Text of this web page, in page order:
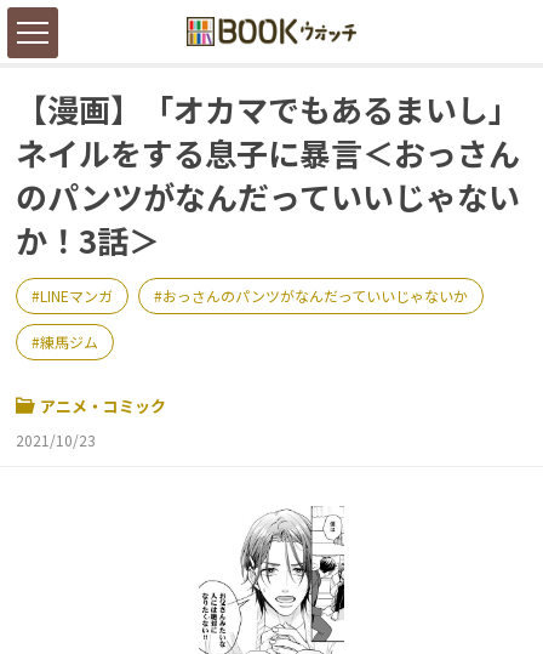
【漫画】「オカマでもあるまいし」
ネイルをする息子に暴言＜おっさん
のパンツがなんだっていいじゃない
か！3話＞
LINEマンガ おっさんのパンツがなんだっていいじゃないか
練馬ジム
アニメ・コミック
2021/10/23